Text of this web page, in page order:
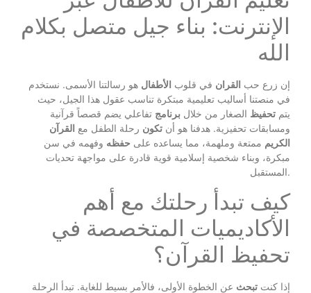
الإنترنت: بناء جيل متصل بكلام
الله
إن زرع حب القران في قلوب الأطفال هو رسالتنا الأسمى. نستخدم
في منصتنا أساليب تعليمية مبتكرة تناسب عقول هذا الجيل، حيث
يتم تحفيظ الصغار من خلال برنامج تفاعلي يضم قصصاً قرآنية
ومسابقات تحفيزية. هدفنا هو أن تكون رحلة الطفل مع القرآن
الكريم ممتعة وملهمة، مما يساعده على حفظه وفهمه في سن
مبكرة، وبناء شخصية إسلامية قوية قادرة على مواجهة تحديات
المستقبل.
كيف تبدأ رحلتك مع أهم
الأكاديميات المتخصصة في
تحفيظ القرآن؟
إذا كنت تبحث عن الخطوة الأولى، فالأمر بسيط للغاية. تبدأ الرحلة